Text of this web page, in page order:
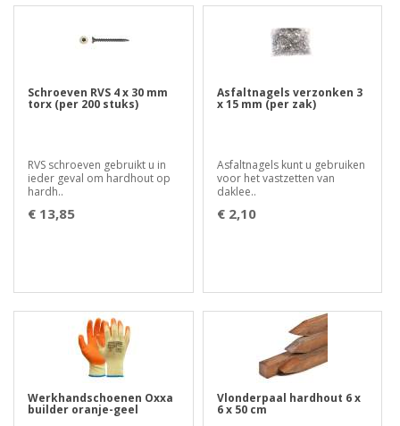
Schroeven RVS 4 x 30 mm
torx (per 200 stuks)
RVS schroeven gebruikt u in
ieder geval om hardhout op
hardh..
€ 13,85
Asfaltnagels verzonken 3
x 15 mm (per zak)
Asfaltnagels kunt u gebruiken
voor het vastzetten van
daklee..
€ 2,10
Werkhandschoenen Oxxa
builder oranje-geel
Vlonderpaal hardhout 6 x
6 x 50 cm